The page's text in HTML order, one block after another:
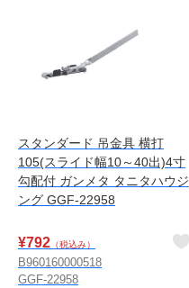
スタンダード 吊金具 横打
105(スライド幅10～40出)4寸
勾配付 ガンメタ タニタハウジ
ング GGF-22958
¥792 （税込み）
B960160000518
GGF-22958